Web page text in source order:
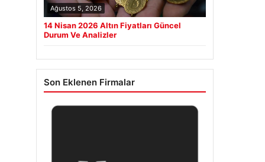
Ağustos 5, 2026
14 Nisan 2026 Altın Fiyatları Güncel
Durum Ve Analizler
Son Eklenen Firmalar